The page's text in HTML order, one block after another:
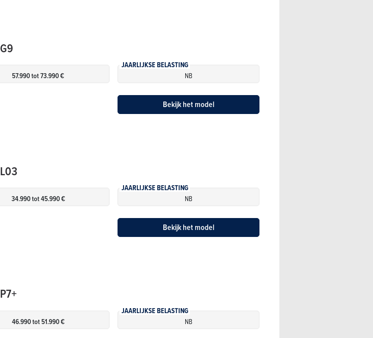
G9
57.990 tot 73.990 €
JAARLIJKSE BELASTING
NB
Bekijk het model
L03
34.990 tot 45.990 €
JAARLIJKSE BELASTING
NB
Bekijk het model
P7+
46.990 tot 51.990 €
JAARLIJKSE BELASTING
NB